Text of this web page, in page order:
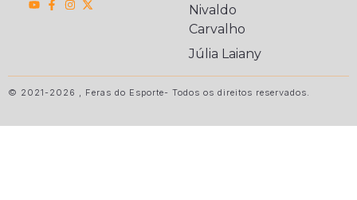
Nivaldo
Carvalho
Júlia Laiany
© 2021-2026 , Feras do Esporte- Todos os direitos reservados.